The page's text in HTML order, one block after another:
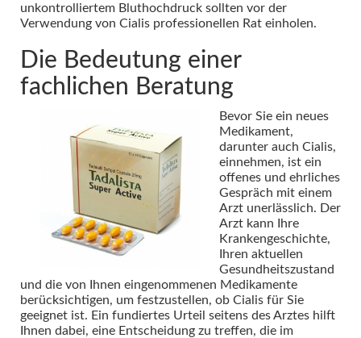
unkontrolliertem Bluthochdruck sollten vor der
Verwendung von Cialis professionellen Rat einholen.
Die Bedeutung einer
fachlichen Beratung
Bevor Sie ein neues
Medikament,
darunter auch Cialis,
einnehmen, ist ein
offenes und ehrliches
Gespräch mit einem
Arzt unerlässlich. Der
Arzt kann Ihre
Krankengeschichte,
Ihren aktuellen
Gesundheitszustand
und die von Ihnen eingenommenen Medikamente
berücksichtigen, um festzustellen, ob Cialis für Sie
geeignet ist. Ein fundiertes Urteil seitens des Arztes hilft
Ihnen dabei, eine Entscheidung zu treffen, die im